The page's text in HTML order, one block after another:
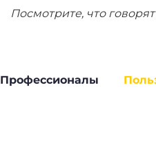
Посмотрите, что
Профессионалы